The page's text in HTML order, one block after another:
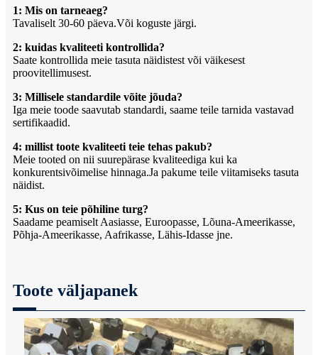
1: Mis on tarneaeg?
Tavaliselt 30-60 päeva.Või koguste järgi.
2: kuidas kvaliteeti kontrollida?
Saate kontrollida meie tasuta näidistest või väikesest
proovitellimusest.
3: Millisele standardile võite jõuda?
Iga meie toode saavutab standardi, saame teile tarnida vastavad
sertifikaadid.
4: millist toote kvaliteeti teie tehas pakub?
Meie tooted on nii suurepärase kvaliteediga kui ka
konkurentsivõimelise hinnaga.Ja pakume teile viitamiseks tasuta
näidist.
5: Kus on teie põhiline turg?
Saadame peamiselt Aasiasse, Euroopasse, Lõuna-Ameerikasse,
Põhja-Ameerikasse, Aafrikasse, Lähis-Idasse jne.
Toote väljapanek